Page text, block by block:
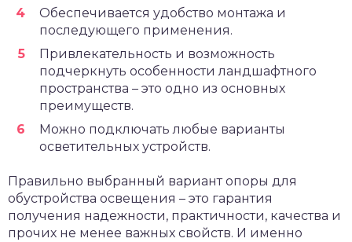
Обеспечивается удобство монтажа и
последующего применения.
Привлекательность и возможность
подчеркнуть особенности ландшафтного
пространства – это одно из основных
преимуществ.
Можно подключать любые варианты
осветительных устройств.
Правильно выбранный вариант опоры для
обустройства освещения – это гарантия
получения надежности, практичности, качества и
прочих не менее важных свойств. И именно